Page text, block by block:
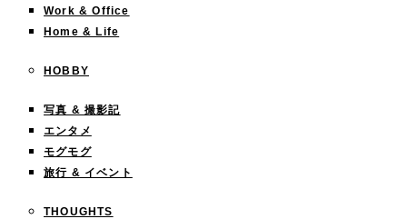
Work & Office
Home & Life
HOBBY
写真 & 撮影記
エンタメ
モグモグ
旅行 & イベント
THOUGHTS